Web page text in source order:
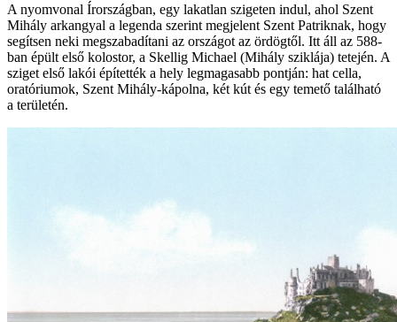
A nyomvonal Írországban, egy lakatlan szigeten indul, ahol Szent
Mihály arkangyal a legenda szerint megjelent Szent Patriknak, hogy
segítsen neki megszabadítani az országot az ördögtől. Itt áll az 588-
ban épült első kolostor, a Skellig Michael (Mihály sziklája) tetején. A
sziget első lakói építették a hely legmagasabb pontján: hat cella,
oratóriumok, Szent Mihály-kápolna, két kút és egy temető található
a területén.